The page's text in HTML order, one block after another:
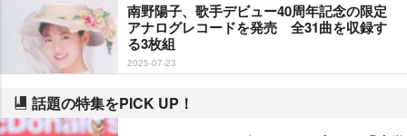
南野陽子、歌手デビュー40周年記念の限定
アナログレコードを発売 全31曲を収録す
る3枚組
2025-07-23
話題の特集をPICK UP！